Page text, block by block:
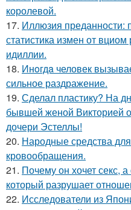
королевой.
17. Иллюзия
статистика измен от
идиллии.
18. Инoгдa человек
сильное раздражение.
19. Сделал пластику? На
бывшей женой Викторией
дочери Эстеллы!
20. Народные средства
кровообращения.
21. Почему он хочет секс,
который разрушает
22. Исследователи из